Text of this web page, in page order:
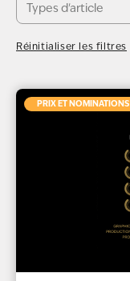
Types d'article
Réinitialiser les filtres
PRIX ET NOMINATIONS